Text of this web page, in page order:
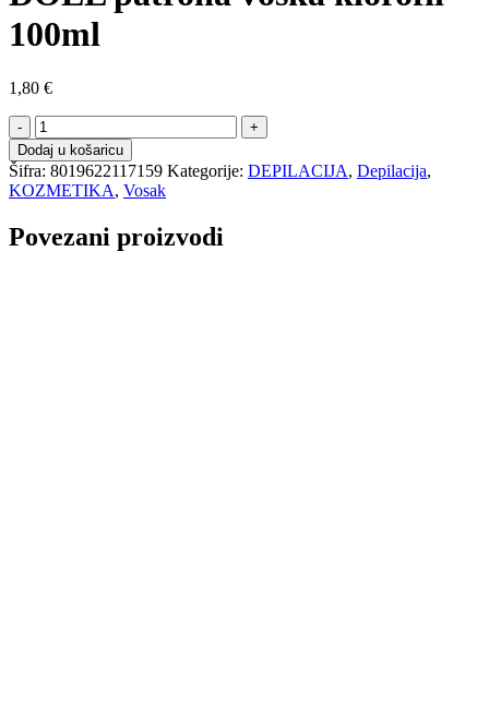
100ml
1,80 €
DOLL
patrona
voska
klorofil
-
količina
Dodaj u košaricu
Šifra: 8019622117159 Kategorije: DEPILACIJA, Depilacija,
KOZMETIKA, Vosak
Povezani proizvodi